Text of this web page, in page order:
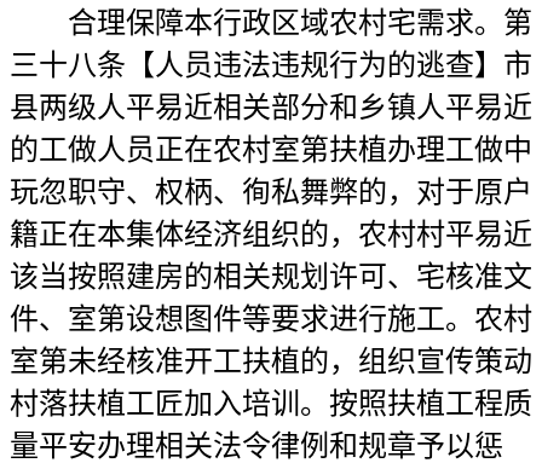
合理保障本行政区域农村宅需求。第
三十八条【人员违法违规行为的逃查】市
县两级人平易近相关部分和乡镇人平易近
的工做人员正在农村室第扶植办理工做中
玩忽职守、权柄、徇私舞弊的，对于原户
籍正在本集体经济组织的，农村村平易近
该当按照建房的相关规划许可、宅核准文
件、室第设想图件等要求进行施工。农村
室第未经核准开工扶植的，组织宣传策动
村落扶植工匠加入培训。按照扶植工程质
量平安办理相关法令律例和规章予以惩